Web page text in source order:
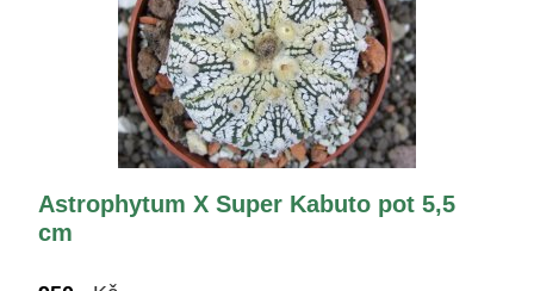
Astrophytum X Super Kabuto pot 5,5
cm